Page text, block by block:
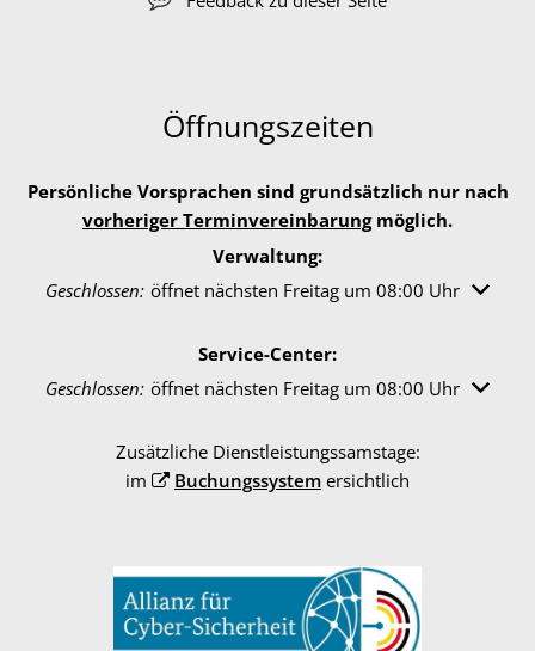
Öffnungszeiten
Persönliche Vorsprachen sind grundsätzlich nur nach
vorheriger Terminvereinbarungmöglich.
Verwaltung:
Klicken, um weitere Öffnungs- oder Schließzeiten
Geschlossen: öffnet nächsten Freitag um 08:00 Uhr
Service-Center:
Klicken, um weitere Öffnungs- oder Schließzeiten
Geschlossen: öffnet nächsten Freitag um 08:00 Uhr
Zusätzliche Dienstleistungssamstage:
im
Buchungssystemersichtlich